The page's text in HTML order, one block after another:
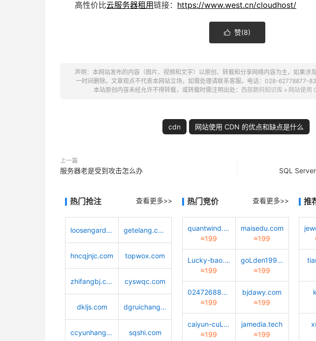
高性价比云服务器租用链接： https://www.west.cn/cloudhost/
 赞(8)
声明：本网站发布的内容（图片、视频和文字）以原创、转载和分享网络内容为主，如果涉
一时间删除。文章观点不代表本网站立场，如需处理请联系客服。电话：028-62778877-
本站原创内容未经允许不得转载，或转载时需注明出处： 西部数码知识库» 网站使用
cdn 网站使用 CDN 的优点和缺点是什么
上一篇
服务器老是受到攻击怎么办 SQL
热门抢注 查看更多>>
loosengarden.com getelang.com
hncqjnjc.com topwox.com
zhifangbj.com cyswqc.com
dkljs.com dgruichang.com
ccyunhang.com sqshi.com
热门竞价 查看更多>>
quantwind.com
≈199
maisedu.com
≈199
Lucky-bao.top
≈199
goLden1999.com
≈199
02472688888.com
≈199
bjdawy.com
≈199
caiyun-cuLture.com
≈199
jamedia.tech
≈199
推